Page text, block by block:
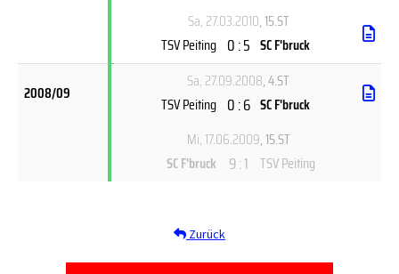
Sa, 27.03.2010, 15.ST
TSV Peiting 0 : 5 SC F'bruck
2008/09
Sa, 27.09.2008, 4.ST
TSV Peiting 0 : 6 SC F'bruck
Mi, 17.06.2009, 15.ST
SC F'bruck
9 : 1 TSV Peiting
Zurück